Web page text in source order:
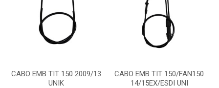
CABO EMB TIT 150 2009/13
UNIK
CABO EMB TIT 150/FAN150
14/15EX/ESDI UNI